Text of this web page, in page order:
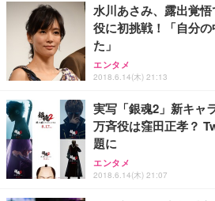
水川あさみ、露出覚
役に初挑戦！「自分
た」
エンタメ
2018.6.14(木) 21:13
実写「銀魂2」新キャ
万斉役は窪田正孝？
題に
エンタメ
2018.6.14(木) 21:07